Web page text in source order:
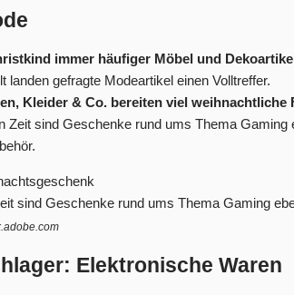
immer häufiger Möbel und
landen gefragte Modeartikel einen Volltreffer.
Kleider & Co. bereiten viel weihnachtliche
Zeit sind Geschenke rund ums Thema
sind Geschenke rund ums Thema Gaming
Elektronische Waren